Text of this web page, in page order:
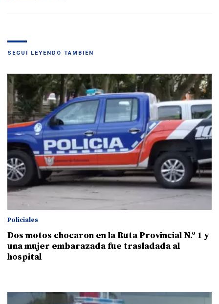
SEGUÍ LEYENDO TAMBIÉN
Policiales
Dos motos chocaron en la Ruta Provincial N.º 1 y
una mujer embarazada fue trasladada al
hospital